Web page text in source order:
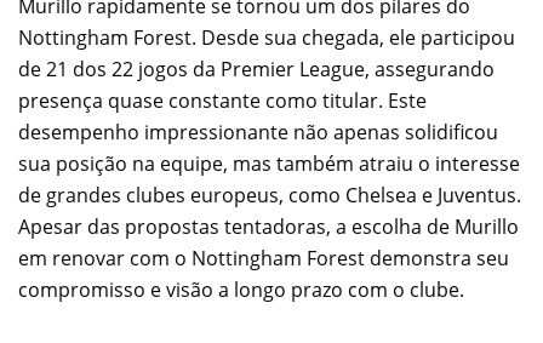
Murillo rapidamente se tornou um dos pilares do
Nottingham Forest. Desde sua chegada, ele participou
de 21 dos 22 jogos da Premier League, assegurando
presença quase constante como titular. Este
desempenho impressionante não apenas solidificou
sua posição na equipe, mas também atraiu o interesse
de grandes clubes europeus, como Chelsea e Juventus.
Apesar das propostas tentadoras, a escolha de Murillo
em renovar com o Nottingham Forest demonstra seu
compromisso e visão a longo prazo com o clube.